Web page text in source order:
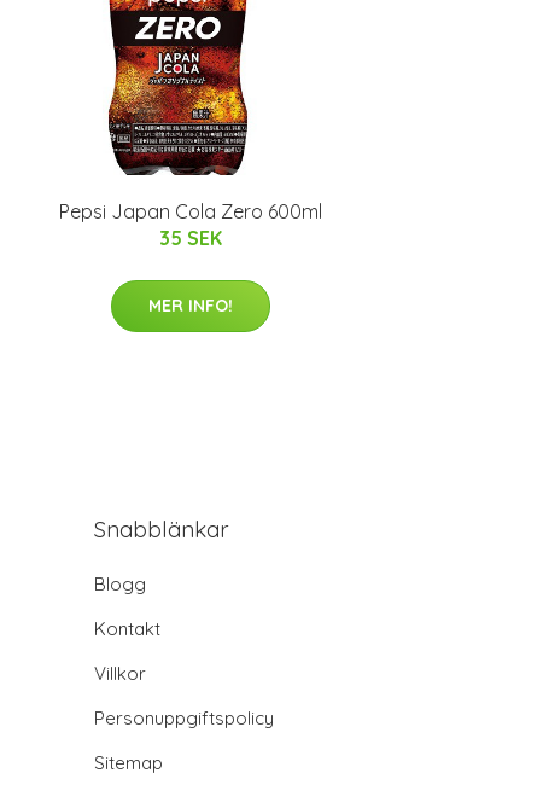
Pepsi Japan Cola Zero 600ml
35 SEK
MER INFO!
Snabblänkar
Blogg
Kontakt
Villkor
Personuppgiftspolicy
Sitemap